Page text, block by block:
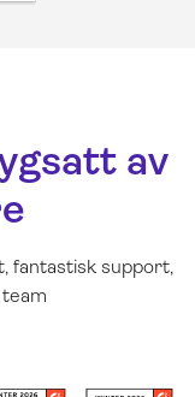
av
fantastisk support,